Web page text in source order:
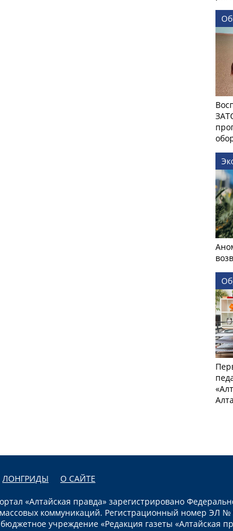
ЛОНГРИДЫ О САЙТЕ
«Алтайская правда» зарегистрировано
коммуникаций. Регистрационный номер ЭЛ №
учреждение «Редакция газеты «Алтайская